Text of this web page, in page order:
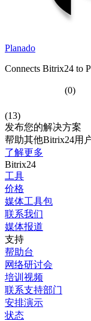
Planado
Connects Bitrix24 to
(0)
(13)
发布您的解决方案
帮助其他Bitrix24用
了解更多
Bitrix24
工具
价格
媒体工具包
联系我们
媒体报道
支持
帮助台
网络研讨会
培训视频
联系支持部门
安排演示
状态